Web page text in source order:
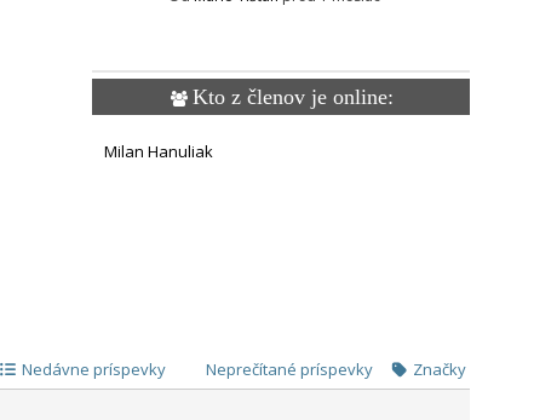
Kto z členov je online:
Milan Hanuliak
Nedávne príspevky Neprečítané príspevky Značky